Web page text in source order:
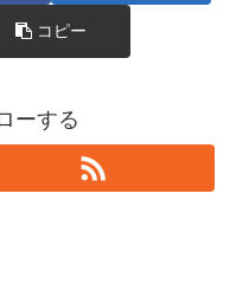
コピー
ーする